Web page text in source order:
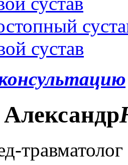
сустав
Александр